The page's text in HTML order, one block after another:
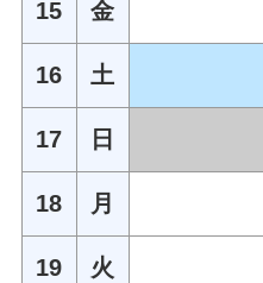
15 金
16 土
17 日
18 月
19 火